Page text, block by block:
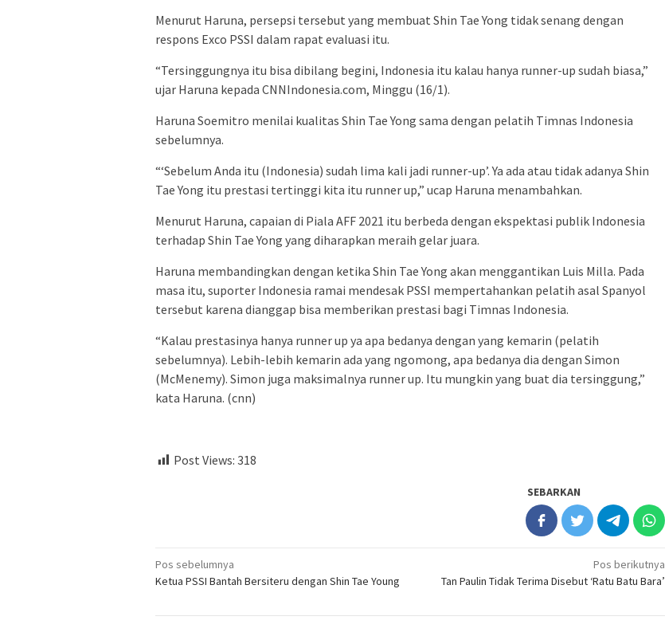
Menurut Haruna, persepsi tersebut yang membuat Shin Tae Yong tidak senang dengan
respons Exco PSSI dalam rapat evaluasi itu.
“Tersinggungnya itu bisa dibilang begini, Indonesia itu kalau hanya runner-up sudah biasa,”
ujar Haruna kepada CNNIndonesia.com, Minggu (16/1).
Haruna Soemitro menilai kualitas Shin Tae Yong sama dengan pelatih Timnas Indonesia
sebelumnya.
“‘Sebelum Anda itu (Indonesia) sudah lima kali jadi runner-up’. Ya ada atau tidak adanya Shin
Tae Yong itu prestasi tertinggi kita itu runner up,” ucap Haruna menambahkan.
Menurut Haruna, capaian di Piala AFF 2021 itu berbeda dengan ekspektasi publik Indonesia
terhadap Shin Tae Yong yang diharapkan meraih gelar juara.
Haruna membandingkan dengan ketika Shin Tae Yong akan menggantikan Luis Milla. Pada
masa itu, suporter Indonesia ramai mendesak PSSI mempertahankan pelatih asal Spanyol
tersebut karena dianggap bisa memberikan prestasi bagi Timnas Indonesia.
“Kalau prestasinya hanya runner up ya apa bedanya dengan yang kemarin (pelatih
sebelumnya). Lebih-lebih kemarin ada yang ngomong, apa bedanya dia dengan Simon
(McMenemy). Simon juga maksimalnya runner up. Itu mungkin yang buat dia tersinggung,”
kata Haruna. (cnn)
Post Views: 318
SEBARKAN
Navigasi
pos
Pos sebelumnya
Ketua PSSI Bantah Bersiteru dengan Shin Tae Young
Pos berikutnya
Tan Paulin Tidak Terima Disebut ‘Ratu Batu Bara’